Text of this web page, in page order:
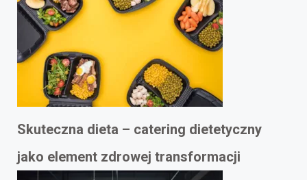
Skuteczna dieta – catering dietetyczny
jako element zdrowej transformacji